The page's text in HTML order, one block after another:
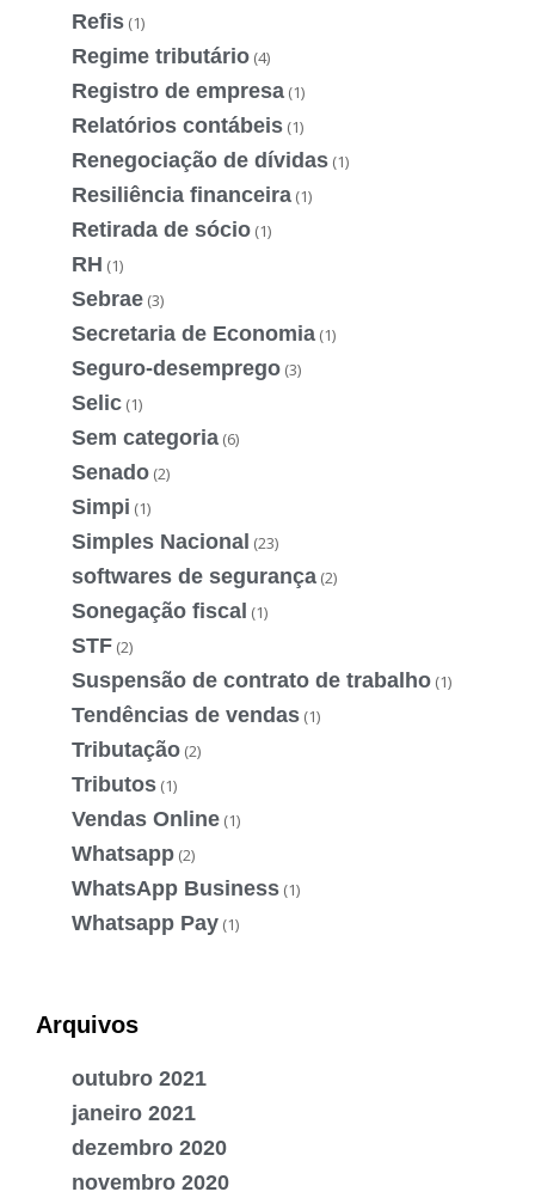
Refis (1)
Regime tributário (4)
Registro de empresa (1)
Relatórios contábeis (1)
Renegociação de dívidas (1)
Resiliência financeira (1)
Retirada de sócio (1)
RH (1)
Sebrae (3)
Secretaria de Economia (1)
Seguro-desemprego (3)
Selic (1)
Sem categoria (6)
Senado (2)
Simpi (1)
Simples Nacional (23)
softwares de segurança (2)
Sonegação fiscal (1)
STF (2)
Suspensão de contrato de trabalho (1)
Tendências de vendas (1)
Tributação (2)
Tributos (1)
Vendas Online (1)
Whatsapp (2)
WhatsApp Business (1)
Whatsapp Pay (1)
Arquivos
outubro 2021
janeiro 2021
dezembro 2020
novembro 2020